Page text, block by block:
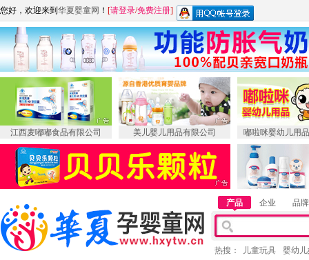
您好，欢迎来到 华夏婴童网 ！ [请登录/免费注册]
江西麦嘟嘟食品有限公司 美儿婴儿用品有限公司 嘟啦咪婴幼儿用
产品 企业 品牌
热搜： 儿童玩具 婴幼